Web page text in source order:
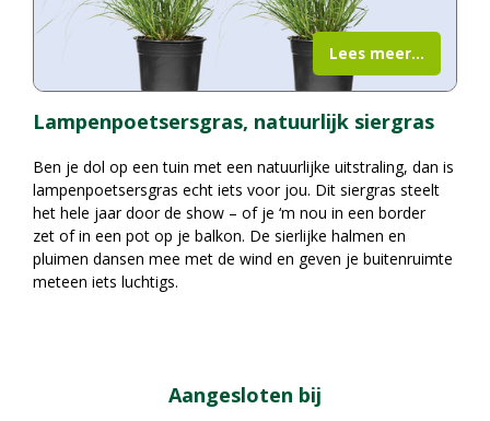
Lampenpoetsersgras, natuurlijk siergras
Ben je dol op een tuin met een natuurlijke uitstraling, dan is
lampenpoetsersgras echt iets voor jou. Dit siergras steelt
het hele jaar door de show – of je ‘m nou in een border
zet of in een pot op je balkon. De sierlijke halmen en
pluimen dansen mee met de wind en geven je buitenruimte
meteen iets luchtigs.
Lees meer...
Aangesloten bij